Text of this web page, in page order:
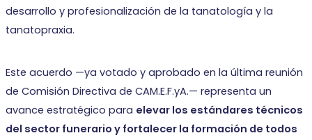
desarrollo y profesionalización de la tanatología y la
tanatopraxia.
Este acuerdo —ya votado y aprobado en la última reunión
de Comisión Directiva de CAM.E.F.yA.— representa un
avance estratégico para elevar los estándares técnicos
del sector funerario y fortalecer la formación de todos